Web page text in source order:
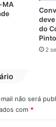
MA
do
2
não será
com *